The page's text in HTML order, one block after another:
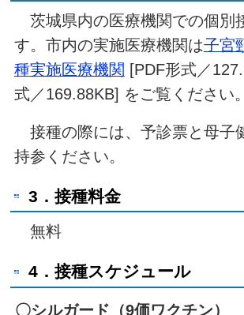
茨城県内の医療機関での個別
す。市内の実施医療機関は子宮
種実施医療機関 [PDF形式／
式／169.88KB] をご覧ください。
接種の際には、予診票と母子
持参ください。
3．接種料金
無料
4．接種スケジュール
〇シルガード（9価ワクチン）